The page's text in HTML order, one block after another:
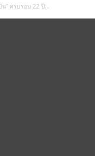
” ครบรอบ 22 ปี...